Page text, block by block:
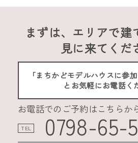
まずは、エリアで建
見に来てくだ
「まちかどモデルハウスに参
とお気軽にお電話く
お電話でのご予約はこちらか
TEL 0798-65-